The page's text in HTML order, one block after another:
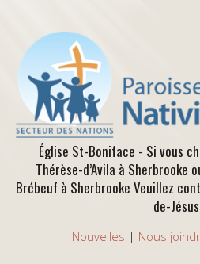
Église St-Boniface - Si vous
Thérèse-d’Avila à Sherbrooke
Brébeuf à Sherbrooke Veuillez
de-
Nouvelles | Nous